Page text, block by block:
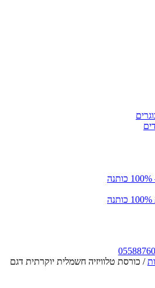
/ כורסת טלוויזיה חשמלית יוקרתית דגם